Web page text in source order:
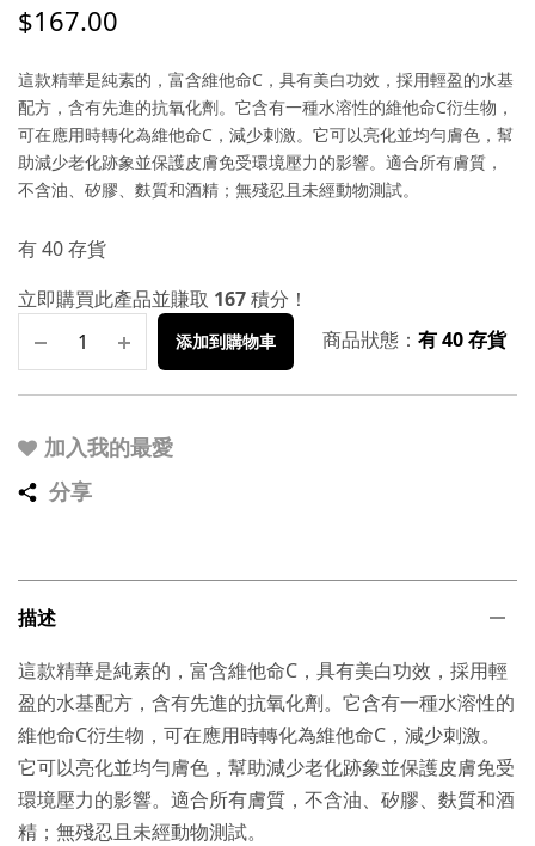
$167.00
這款精華是純素的，富含維他命C，具有美白功效，採用輕盈的水基
配方，含有先進的抗氧化劑。它含有一種水溶性的維他命C衍生物，
可在應用時轉化為維他命C，減少刺激。它可以亮化並均勻膚色，幫
助減少老化跡象並保護皮膚免受環境壓力的影響。適合所有膚質，
不含油、矽膠、麩質和酒精；無殘忍且未經動物測試。
有 40 存貨
立即購買此產品並賺取 167積分！
添加到購物車 商品狀態： 有 40 存貨
加入我的最愛
分享
描述
這款精華是純素的，富含維他命C，具有美白功效，採用輕
盈的水基配方，含有先進的抗氧化劑。它含有一種水溶性的
維他命C衍生物，可在應用時轉化為維他命C，減少刺激。
它可以亮化並均勻膚色，幫助減少老化跡象並保護皮膚免受
環境壓力的影響。適合所有膚質，不含油、矽膠、麩質和酒
精；無殘忍且未經動物測試。